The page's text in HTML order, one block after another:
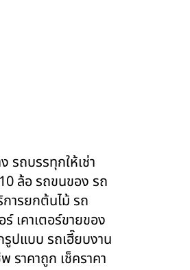
รถบรรทุกให้เช่า
ล้อ รถขนของ รถ
ารยกต้นไม้ รถ
เคาเตอร์ขายของ
ปแบบ รถเฮี๊ยบงาน
ราคาถูก เช็คราคา